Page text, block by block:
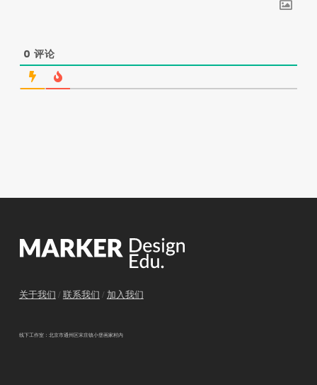
0 评论
关于我们 / 联系我们 / 加入我们
线下工作室：北京市通州区宋庄镇小堡画家村内